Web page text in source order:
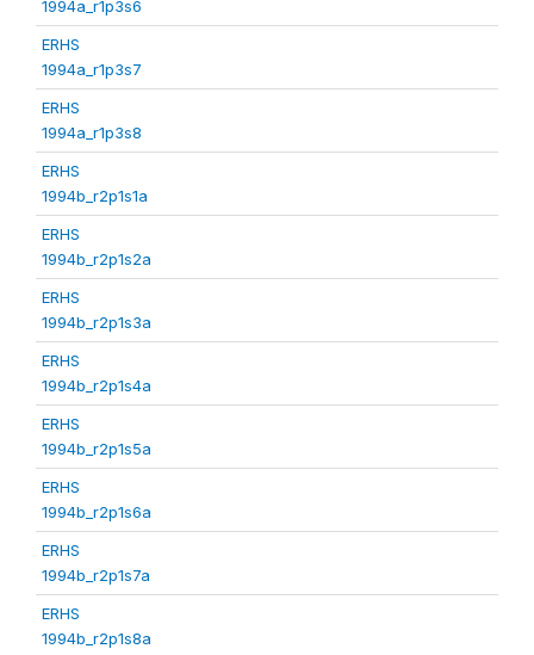
1994a_r1p3s6
ERHS
1994a_r1p3s7
ERHS
1994a_r1p3s8
ERHS
1994b_r2p1s1a
ERHS
1994b_r2p1s2a
ERHS
1994b_r2p1s3a
ERHS
1994b_r2p1s4a
ERHS
1994b_r2p1s5a
ERHS
1994b_r2p1s6a
ERHS
1994b_r2p1s7a
ERHS
1994b_r2p1s8a